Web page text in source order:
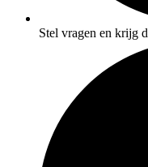
Stel vragen en krijg